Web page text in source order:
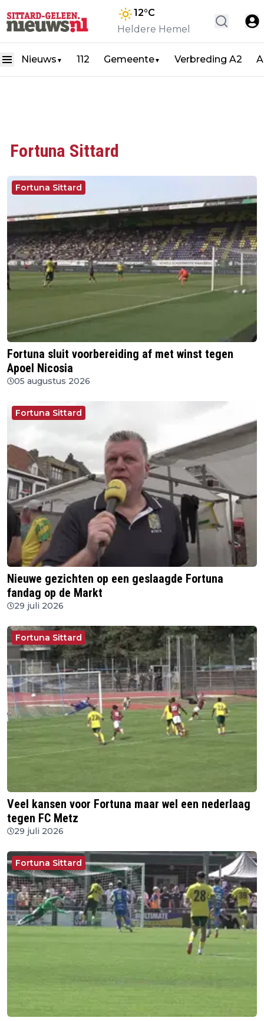
12°C
Heldere Hemel
Nieuws ▼ 112 Gemeente▼ Verbreding A2
Fortuna Sittard
Fortuna Sittard
Fortuna sluit voorbereiding af met winst tegen
Apoel Nicosia
05 augustus 2026
Fortuna Sittard
Nieuwe gezichten op een geslaagde Fortuna
fandag op de Markt
29 juli 2026
Fortuna Sittard
Veel kansen voor Fortuna maar wel een nederlaag
tegen FC Metz
29 juli 2026
Fortuna Sittard